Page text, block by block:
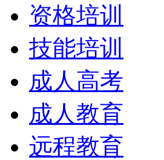
资格培训
技能培训
成人高考
成人教育
远程教育